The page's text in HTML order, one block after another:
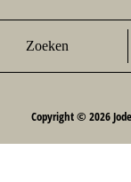
Zoeken
Copyright © 2026